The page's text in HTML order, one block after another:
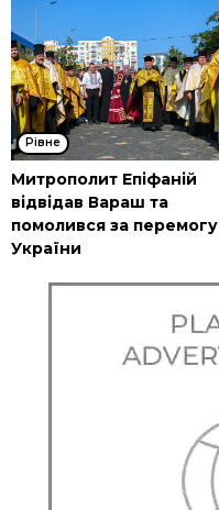
Рівне
Митрополит Епіфаній
відвідав Вараш та
помолився за перемогу
України